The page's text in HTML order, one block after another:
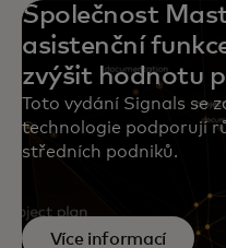
Společnost
asistenční
zvýšit hodnotu
Toto vydání Signals se
technologie podporují
středních podniků.
Více informací